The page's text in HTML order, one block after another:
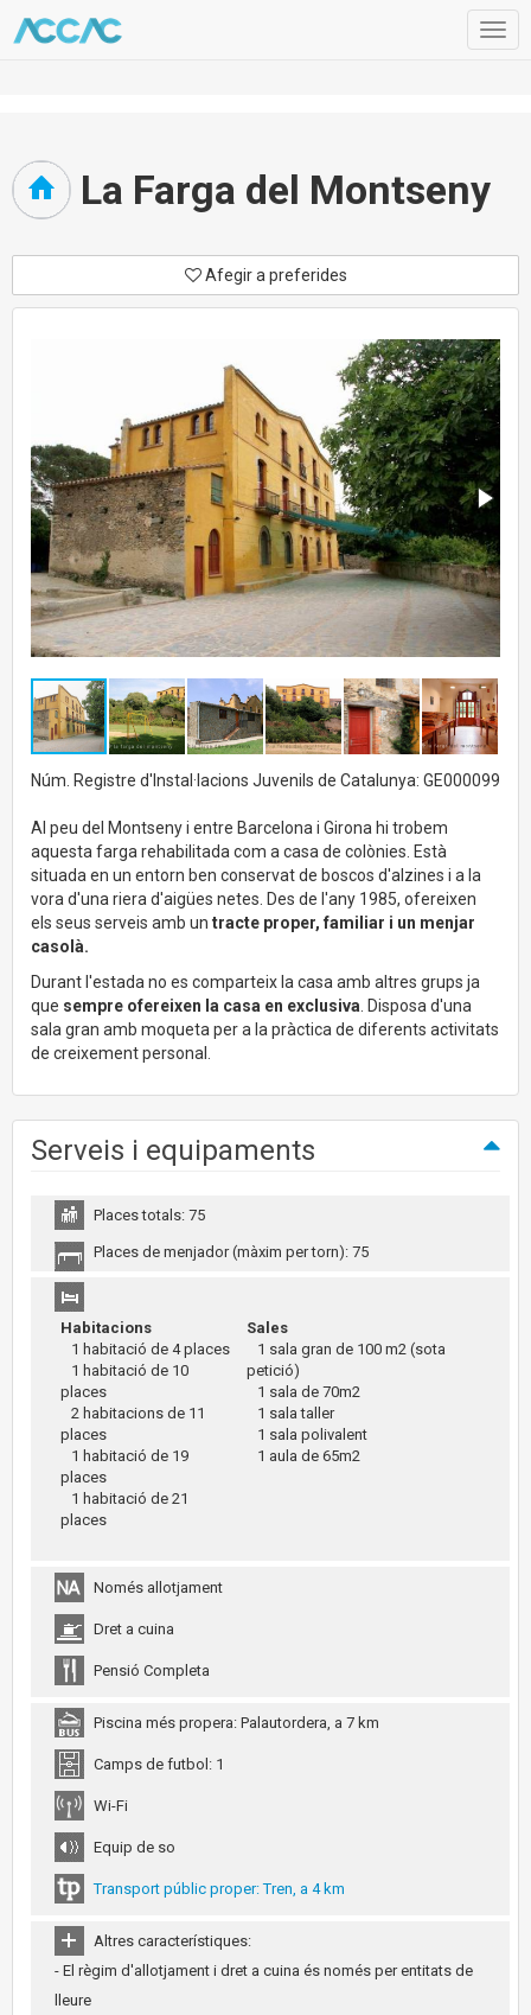
La Farga del Montseny
Afegir a preferides
Núm. Registre d'Instal·lacions Juvenils de Catalunya: GE000099
Al peu del Montseny i entre Barcelona i Girona hi trobem
aquesta farga rehabilitada com a casa de colònies. Està
situada en un entorn ben conservat de boscos d'alzines i a la
vora d'una riera d'aigües netes. Des de l'any 1985, ofereixen
els seus serveis amb un tracte proper, familiar i un menjar
casolà.
Durant l'estada no es comparteix la casa amb altres grups ja
que sempre ofereixen la casa en exclusiva . Disposa d'una
sala gran amb moqueta per a la pràctica de diferents activitats
de creixement personal.
Serveis i equipaments
Places totals: 75
Places de menjador (màxim per torn): 75
Habitacions
1 habitació de 4 places
1 habitació de 10
places
2 habitacions de 11
places
1 habitació de 19
places
1 habitació de 21
places
Sales
1 sala gran de 100 m2 (sota
petició)
1 sala de 70m2
1 sala taller
1 sala polivalent
1 aula de 65m2
Només allotjament
Dret a cuina
Pensió Completa
Piscina més propera: Palautordera, a 7 km
Camps de futbol: 1
Wi-Fi
Equip de so
Transport públic proper: Tren, a 4 km
Altres característiques:
- El règim d'allotjament i dret a cuina és només per entitats de
lleure